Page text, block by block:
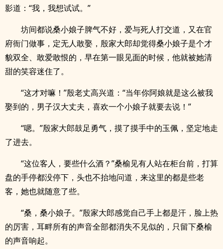
影道：“我，我想试试。”
坊间都说桑小娘子脾气不好，爱与死人打交道，又在官
府衙门做事，定无人敢娶，殷家大郎却觉得桑小娘子是个才
貌双全、敢爱敢恨的，早在第一眼见面的时候，他就被她清
甜的笑容迷住了。
“这才对嘛！”殷老丈高兴道：“当年你阿娘就是这么被我
娶到的，男子汉大丈夫，喜欢一个小娘子就要去说！”
“嗯。”殷家大郎鼓足勇气，摸了摸手中的玉佩，坚定地走
了进去。
“这位客人，要些什么酒？”桑榆见有人站在柜台前，打算
盘的手停都没停下，头也不抬地问道，来这里的都是些老
客，她也就随意了些。
“桑，桑小娘子。”殷家大郎感觉自己手上都是汗，脸上热
的厉害，耳畔所有的声音全部都消失不见似的，只留下桑榆
的声音响起。